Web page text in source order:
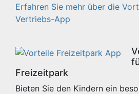
Erfahren Sie mehr über die
Vertriebs-App
Freizeitpark
Bieten Sie den Kindern ein